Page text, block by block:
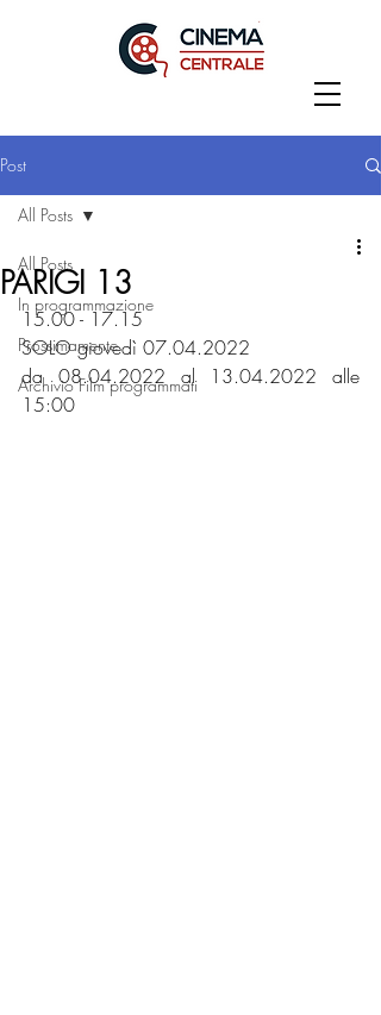
Post
All Posts
In programmazione
Prossimamente
Archivio Film programmati
All Posts
PARIGI 13
15.00 - 17.15
SOLO giovedì 07.04.2022
da 08.04.2022 al 13.04.2022 alle
15:00